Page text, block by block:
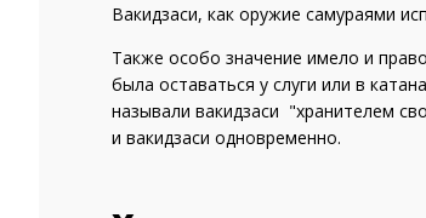
Вакидзаси, как оружие самураями
Также особо значение имело и
была оставаться у слуги или в
называли вакидзаси "хранителем
и вакидзаси одновременно.